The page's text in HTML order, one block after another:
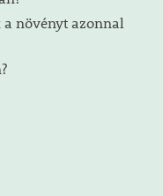
növényt azonnal